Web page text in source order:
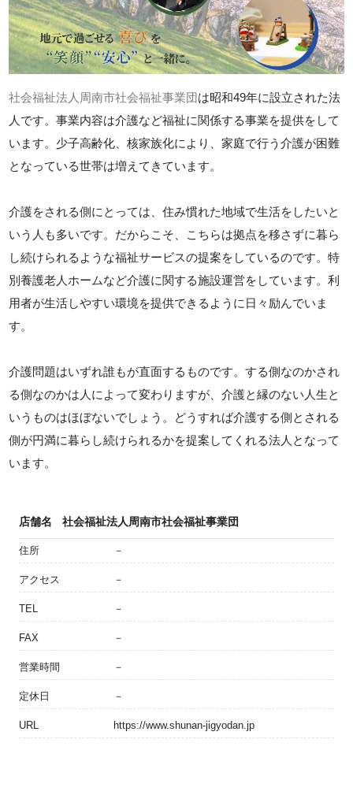
社会福祉法人周南市社会福祉事業団 は昭和49年に設立された法
人です。事業内容は介護など福祉に関係する事業を提供をして
います。少子高齢化、核家族化により、家庭で行う介護が困難
となっている世帯は増えてきています。
介護をされる側にとっては、住み慣れた地域で生活をしたいと
いう人も多いです。だからこそ、こちらは拠点を移さずに暮ら
し続けられるような福祉サービスの提案をしているのです。特
別養護老人ホームなど介護に関する施設運営をしています。利
用者が生活しやすい環境を提供できるように日々励んでいま
す。
介護問題はいずれ誰もが直面するものです。する側なのかされ
る側なのかは人によって変わりますが、介護と縁のない人生と
いうものはほぼないでしょう。どうすれば介護する側とされる
側が円満に暮らし続けられるかを提案してくれる法人となって
います。
店舗名 社会福祉法人周南市社会福祉事業団
住所 －
アクセス －
TEL －
FAX －
営業時間 －
定休日 －
URL https://www.shunan-jigyodan.jp